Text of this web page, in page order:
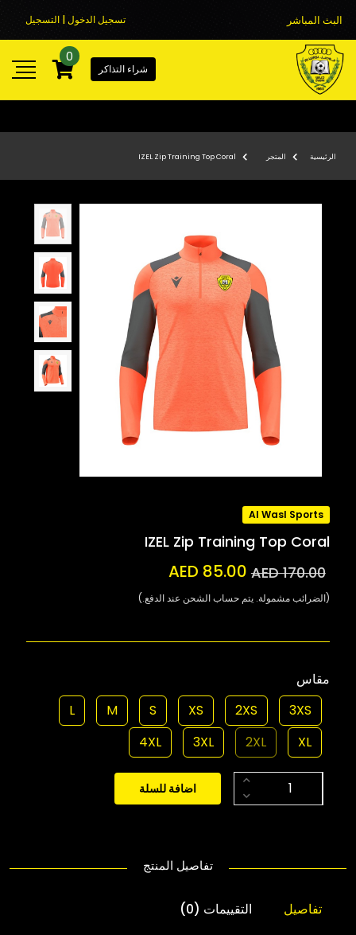
البث المباشر تسجيل الدخول | التسجيل
شراء التذاكر
0
الرئيسية المتجر IZEL Zip Training Top Coral
Al Wasl Sports
IZEL Zip Training Top Coral
AED 170.00
AED 85.00
(الضرائب مشمولة. يتم حساب الشحن عند الدفع.)
مقاس
3XS
2XS
XS
S
M
L
XL
2XL
3XL
4XL
اضافة للسلة
تفاصيل المنتج
تفاصيل التقييمات (0)